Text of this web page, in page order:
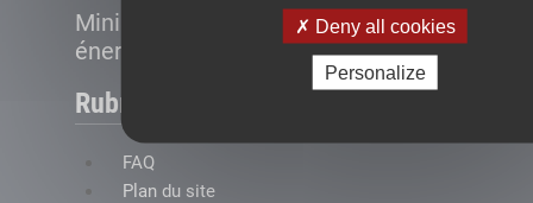
Deny all cookies
Personalize
Ministère de la Transition
énergétique
Rubriques
FAQ
Plan du site